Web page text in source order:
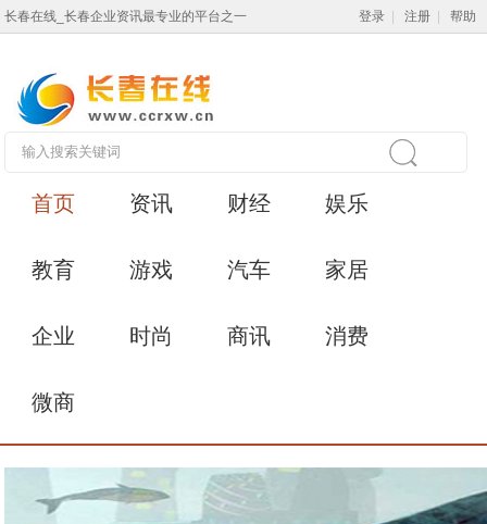
长春在线_长春企业资讯最专业的平台之一 登录 注册 帮助
首页 资讯 财经 娱乐
教育 游戏 汽车 家居
企业 时尚 商讯 消费
微商